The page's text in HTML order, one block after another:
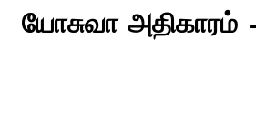
யோசுவா அதிகாரம் –